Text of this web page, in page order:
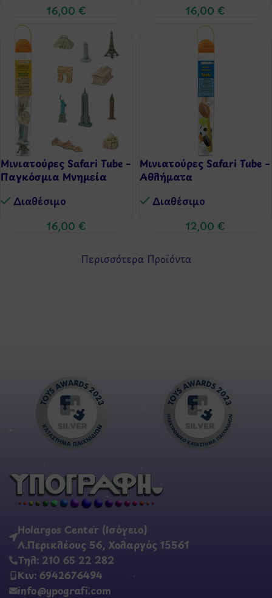
16,00 € 16,00 €
Μινιατούρες Safari Tube –
Παγκόσμια Μνημεία
Διαθέσιμo
16,00 €
Μινιατούρες Safari Tube –
Αθλήματα
Διαθέσιμo
12,00 €
Περισσότερα Προϊόντα
Holargos Center (Ισόγειο)
Λ.Περικλέους 56, Χολαργός 15561
Τηλ: 210 65 22 282
Κιν: 6942676494
info@ypografi.com